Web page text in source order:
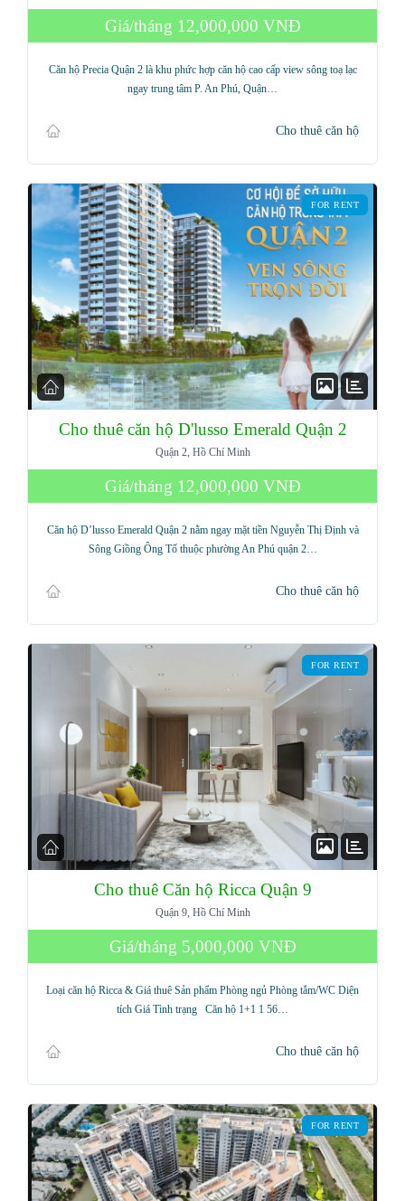
Giá/tháng 12,000,000 VNĐ
Căn hộ Precia Quận 2 là khu phức hợp căn hộ cao cấp view sông toạ lạc
ngay trung tâm P. An Phú, Quận…
Cho thuê căn hộ
FOR RENT
Cho thuê căn hộ D'lusso Emerald Quận 2
Quận 2, Hồ Chí Minh
Giá/tháng 12,000,000 VNĐ
Căn hộ D’lusso Emerald Quận 2 nằm ngay mặt tiền Nguyễn Thị Định và
Sông Giồng Ông Tố thuộc phường An Phú quận 2…
Cho thuê căn hộ
FOR RENT
Cho thuê Căn hộ Ricca Quận 9
Quận 9, Hồ Chí Minh
Giá/tháng 5,000,000 VNĐ
Loại căn hộ Ricca & Giá thuê Sản phẩm Phòng ngủ Phòng tắm/WC Diện
tích Giá Tình trạng Căn hộ 1+1 1 56…
Cho thuê căn hộ
FOR RENT
Log in
Username
Lost your password?